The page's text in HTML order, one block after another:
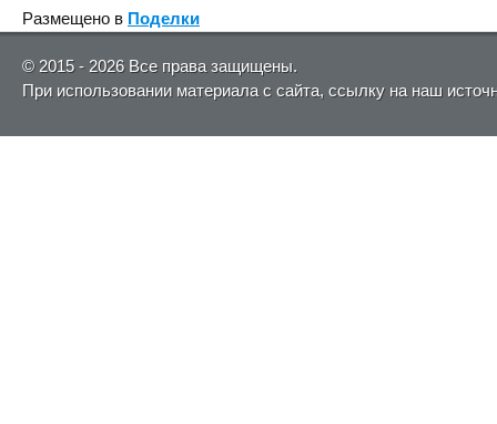
Размещено в Поделки
© 2015 - 2026 Все права защищены.
При использовании материала с сайта, ссылку на наш